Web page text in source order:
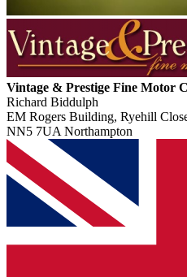
Vintage & Prestige Fine Motor
Richard Biddulph
EM Rogers Building, Ryehill
NN5 7UA Northampton